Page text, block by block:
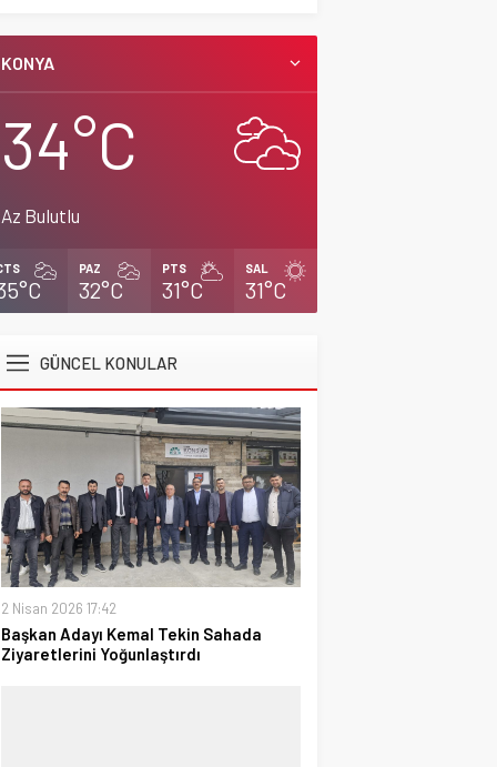
Manşet
Manşet 2 Nisan 2025 12:53
KONYA
34°C
Az Bulutlu
PAZ
32°C
PTS
31°C
SAL
31°C
GÜNCEL KONULAR
2 Nisan 2026 17:42
Başkan Adayı Kemal Tekin Sahada
Ziyaretlerini Yoğunlaştırdı